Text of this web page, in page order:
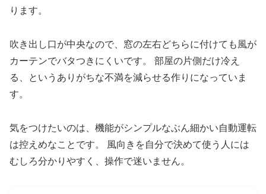
ります。
吹き出し口が中央なので、窓の左右どちらに付けても風が
カーテンでバタつきにくいです。 部屋の片側だけ冷え
る、というありがちな不満を減らせる作りになっていま
す。
気をつけたいのは、機能がシンプルなぶん細かい自動運転
は控えめなことです。 風向きを自分で決めて使う人には
むしろ分かりやすく、操作で迷いません。